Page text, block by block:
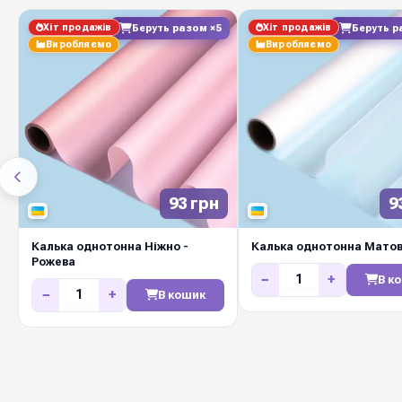
93 грн
Беруть разом ×5
Хіт продажів
Виробляємо
Калька однотонна Ніжно -
Рожева
− + В кошик
Беруть
Хіт продажів
Виробляємо
Калька однотонна
− + В